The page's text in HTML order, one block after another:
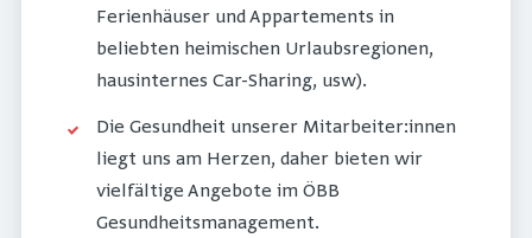
Ferienhäuser und Appartements in
beliebten heimischen Urlaubsregionen,
hausinternes Car-Sharing, usw).
Die Gesundheit unserer Mitarbeiter:innen
liegt uns am Herzen, daher bieten wir
vielfältige Angebote im ÖBB
Gesundheitsmanagement.